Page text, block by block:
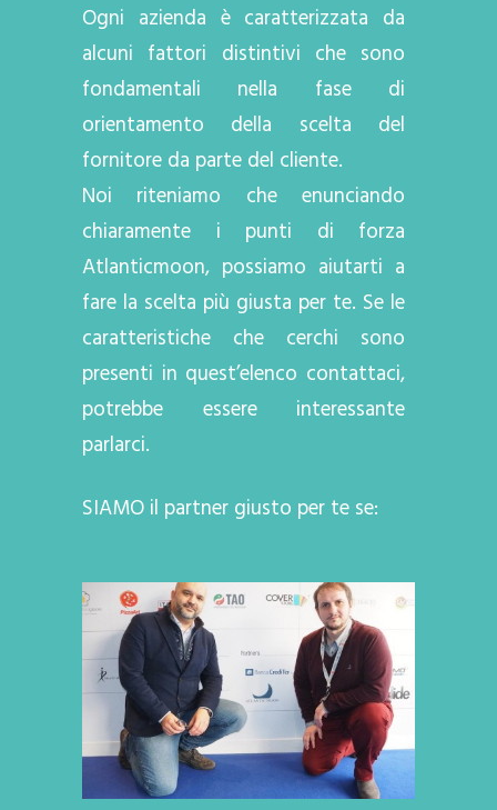
Ogni azienda è caratterizzata da
alcuni fattori distintivi che sono
fondamentali nella fase di
orientamento della scelta del
fornitore da parte del cliente.
Noi riteniamo che enunciando
chiaramente i punti di forza
Atlanticmoon, possiamo aiutarti a
fare la scelta più giusta per te. Se le
caratteristiche che cerchi sono
presenti in quest’elenco contattaci,
potrebbe essere interessante
parlarci.
SIAMO il partner giusto per te se: